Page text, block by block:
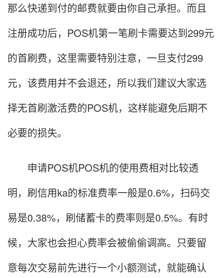
那么快递到付的邮费就要由你自己承担。而且
注册成功后，POS机第一笔刷卡需要达到299元
的首刷费，这里需要特别注意，一旦支付299
元，该费用并不会退还，所以我们建议大家选
择无首刷激活费的POS机，这样能避免后期不
必要的损失。
申请POS机POS机的使用费相对比较透
明，刷信用ka的标准费率一般是0.6%，扫码交
易是0.38%，刷储蓄卡的费率则是0.5%。有时
候，大家也会担心费率会被偷偷调高。只要留
意每次交易前先进行一个小额测试，就能确认